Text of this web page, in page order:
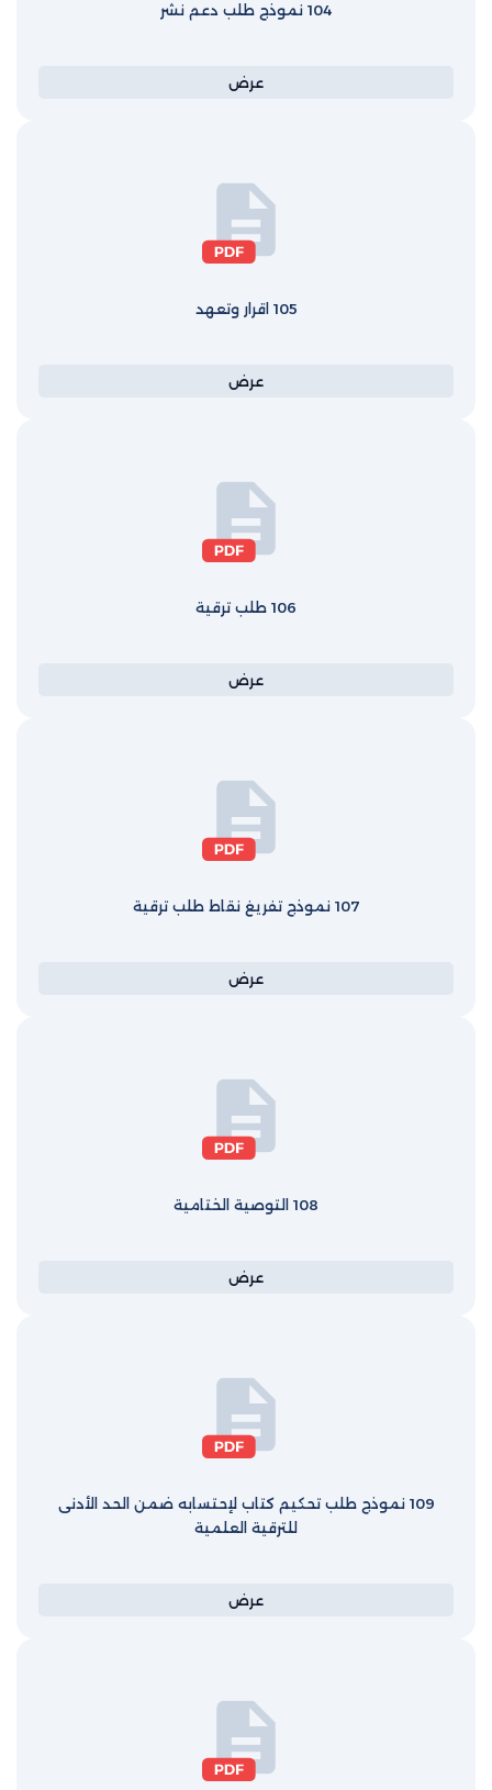
104 نموذج طلب دعم نشر
عرض
105 اقرار وتعهد
عرض
106 طلب ترقية
عرض
107 نموذج تفريغ نقاط طلب ترقية
عرض
108 التوصية الختامية
عرض
109 نموذج طلب تحكيم كتاب لإحتسابه ضمن الحد الأدنى
للترقية العلمية
عرض